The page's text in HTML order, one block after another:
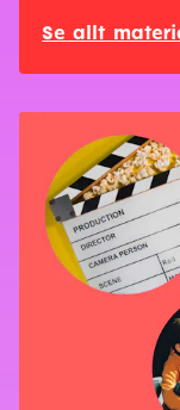
Se allt